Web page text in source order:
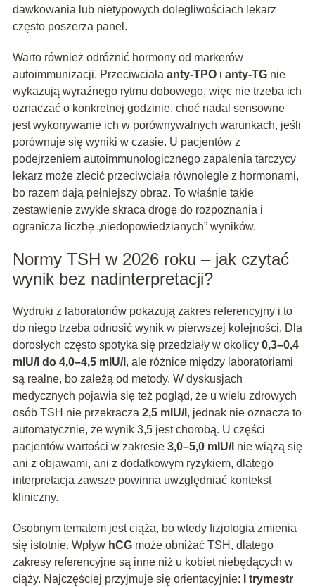
dawkowania lub nietypowych dolegliwościach lekarz
często poszerza panel.
Warto również odróżnić hormony od markerów
autoimmunizacji. Przeciwciała anty-TPOi anty-TGnie
wykazują wyraźnego rytmu dobowego, więc nie trzeba ich
oznaczać o konkretnej godzinie, choć nadal sensowne
jest wykonywanie ich w porównywalnych warunkach, jeśli
porównuje się wyniki w czasie. U pacjentów z
podejrzeniem autoimmunologicznego zapalenia tarczycy
lekarz może zlecić przeciwciała równolegle z hormonami,
bo razem dają pełniejszy obraz. To właśnie takie
zestawienie zwykle skraca drogę do rozpoznania i
ogranicza liczbę „niedopowiedzianych” wyników.
Normy TSH w 2026 roku – jak czytać
wynik bez nadinterpretacji?
Wydruki z laboratoriów pokazują zakres referencyjny i to
do niego trzeba odnosić wynik w pierwszej kolejności. Dla
dorosłych często spotyka się przedziały w okolicy 0,3–0,4
mIU/l do 4,0–4,5 mIU/l , ale różnice między laboratoriami
są realne, bo zależą od metody. W dyskusjach
medycznych pojawia się też pogląd, że u wielu zdrowych
osób TSH nie przekracza 2,5 mIU/l , jednak nie oznacza to
automatycznie, że wynik 3,5 jest chorobą. U części
pacjentów wartości w zakresie 3,0–5,0 mIU/l nie wiążą się
ani z objawami, ani z dodatkowym ryzykiem, dlatego
interpretacja zawsze powinna uwzględniać kontekst
kliniczny.
Osobnym tematem jest ciąża, bo wtedy fizjologia zmienia
się istotnie. Wpływ hCGmoże obniżać TSH, dlatego
zakresy referencyjne są inne niż u kobiet niebędących w
ciąży. Najczęściej przyjmuje się orientacyjnie:
I trymestr